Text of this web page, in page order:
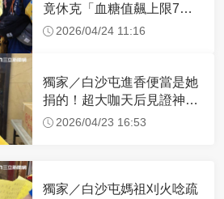
竟休克「血糖值飆上限7
倍」 醫曝原因
2026/04/24 11:16
獨家／白沙屯進香便當是她
捐的！超大咖天后見證神
蹟 一靠近媽祖就爆哭
2026/04/23 16:53
獨家／白沙屯媽祖刈火唸疏